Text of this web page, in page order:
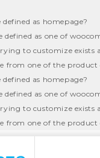
as homepage?
as one of
to customize exists
from one of the
as homepage?
as one of
to customize exists
from one of the